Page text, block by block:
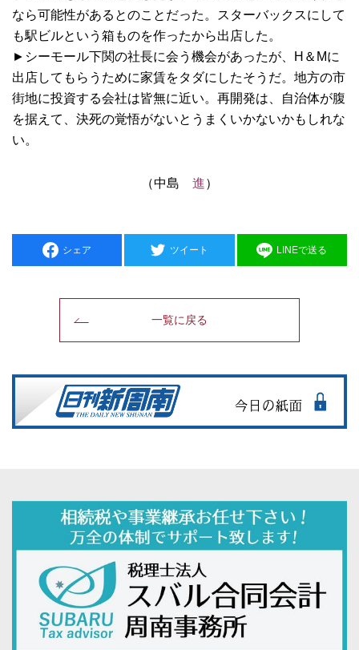
なら可能性があるとのことだった。スターバックスにして
も駅ビルという箱ものを作ったから出店した。
►シーモール下関の社長に会う機会があったが、H＆Mに
出店してもらうために家賃をタダにしたそうだ。地方の市
街地に投資する会社は皆無に近い。再開発は、自治体が腹
を据えて、決死の覚悟がないとうまくいかないかもしれな
い。
（中島 進）
シェア ツイート LINEで送る
一覧に戻る